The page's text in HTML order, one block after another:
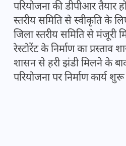
परियोजना की डीपीआर तैयार
स्तरीय समिति से स्वीकृति के
जिला स्तरीय समिति से मंजूरी
रेस्टोरेंट के निर्माण का प्रस्ताव
शासन से हरी झंडी मिलने के
परियोजना पर निर्माण कार्य